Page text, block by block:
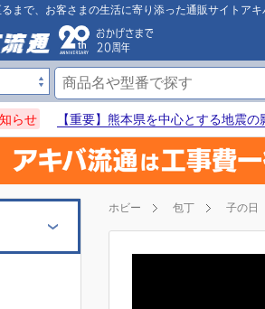
まで、お客さまの生活に寄り添った通販サイトアキ
らせ 【重要】熊本県を中心とする地震
ホビー 包丁 子の日